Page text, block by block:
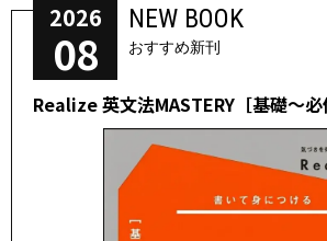
2026
08
NEW BOOK
おすすめ新刊
Realize 英文法MASTERY［基礎～必